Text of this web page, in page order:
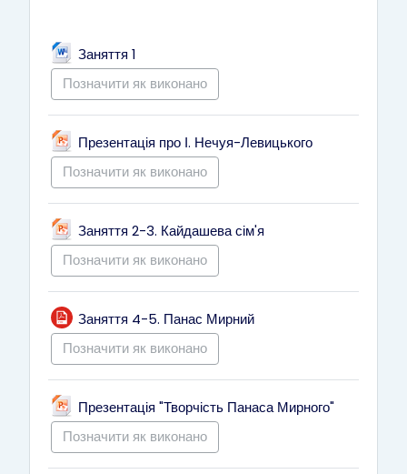
Заняття 1Файл
Позначити як виконано
Презентація про І. Нечуя-ЛевицькогоФайл
Позначити як виконано
Заняття 2-3. Кайдашева сім'яФайл
Позначити як виконано
Заняття 4-5. Панас МирнийФайл
Позначити як виконано
Презентація "Творчість Панаса Мирного"Файл
Позначити як виконано